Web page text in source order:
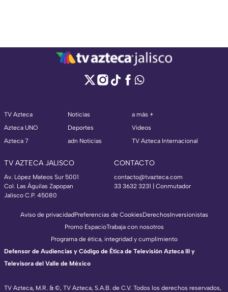
TV Azteca
Azteca UNO
Azteca 7
Noticias
Deportes
adn Noticias
a más +
Videos
TV Azteca Internacional
TV AZTECA JALISCO
Av. López Mateos Sur 5001
Col. Las Águilas Zapopan
Jalisco C.P. 45080
CONTACTO
contacto@tvazteca.com
33 3632 3231 | Conmutador
TV Azteca, M.R. & ©, TV Azteca, S.A.B. de C.V. Todos los derechos reservados,
Aviso de privacidadPreferencias de CookiesDerechosInversionistas
Promo EspacioTrabaja con nosotros
Programa de ética, integridad y cumplimiento
Defensor de Audiencias y Código de Ética de Televisión Azteca III y
Televisora del Valle de México